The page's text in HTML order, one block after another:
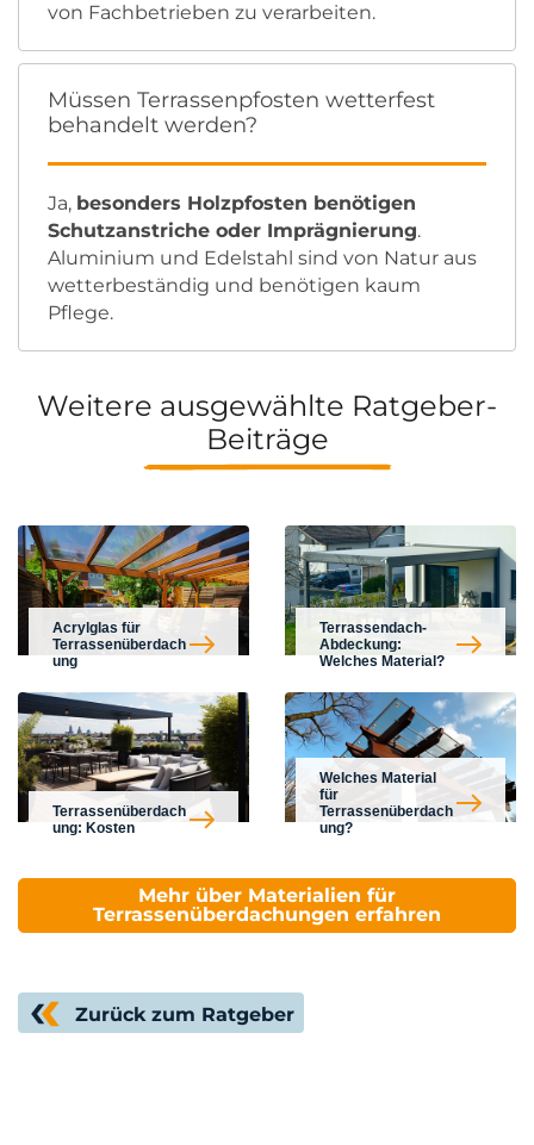
von Fachbetrieben zu verarbeiten.
Müssen Terrassenpfosten wetterfest
behandelt werden?
Ja, besonders Holzpfosten benötigen
Schutzanstriche oder Imprägnierung.
Aluminium und Edelstahl sind von Natur aus
wetterbeständig und benötigen kaum
Pflege.
Weitere ausgewählte Ratgeber-
Beiträge
Acrylglas für
Terrassenüberdach
ung
Terrassendach-
Abdeckung:
Welches Material?
Terrassenüberdach
ung: Kosten
Welches Material
für
Terrassenüberdach
ung?
Mehr über Materialien für
Terrassenüberdachungen erfahren
Zurück zum Ratgeber